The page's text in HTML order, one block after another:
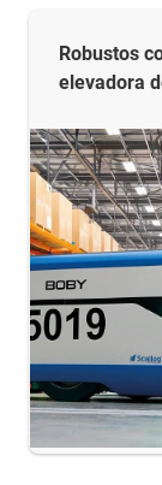
Robustos
elevadora